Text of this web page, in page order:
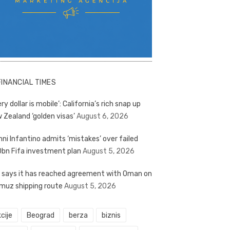
TIMES
dollar is mobile’: California’s rich snap up
Zealand ‘golden visas’August 6, 2026
Infantino admits ‘mistakes’ over failed
Fifa investment plan August 5, 2026
says it has reached agreement with Oman on
shipping route August 5, 2026
Beograd berza biznis